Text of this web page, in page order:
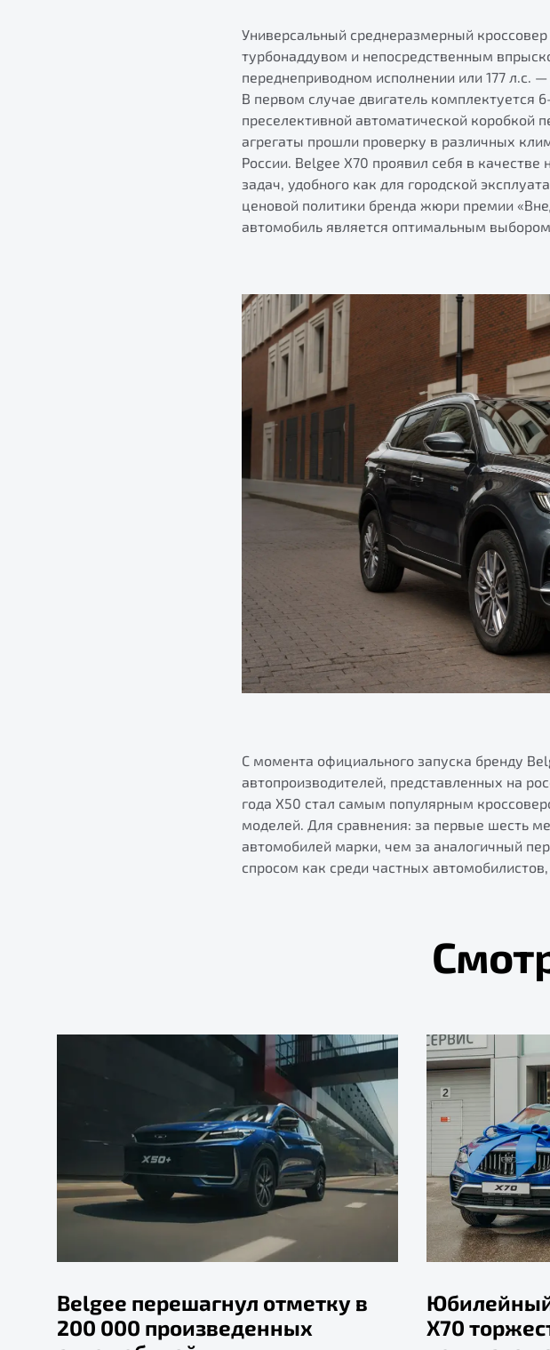
Универсальный среднеразмерный
турбонаддувом и непосредственным
переднеприводном исполнении или 177 л.с.
В первом случае двигатель
преселективной автоматической коробкой
агрегаты прошли проверку в различных
России. Belgee X70 проявил себя в
задач, удобного как для городской
ценовой политики бренда жюри премии
автомобиль является оптимальным выбором
С момента официального запуска бренду
автопроизводителей, представленных на
года X50 стал самым популярным
моделей. Для сравнения: за первые шесть
автомобилей марки, чем за аналогичный
спросом как среди частных
Belgee перешагнул отметку в
200 000 произведенных
Юбилейный
X70